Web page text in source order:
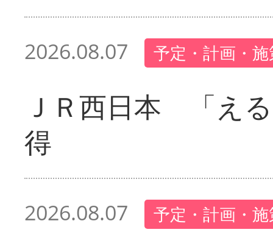
2026.08.07 予定・計画・
ＪＲ西日本 「え
得
2026.08.07 予定・計画・